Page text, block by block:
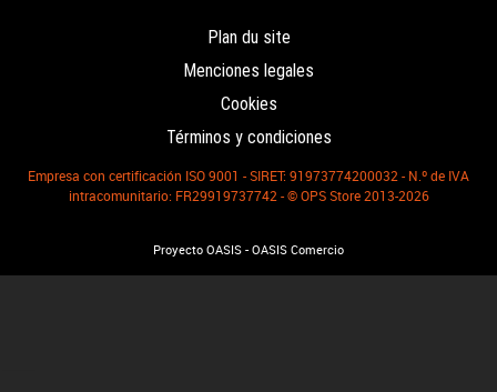
Plan du site
Menciones legales
Cookies
Términos y condiciones
Empresa con certificación ISO 9001 - SIRET: 91973774200032 - N.º de IVA
intracomunitario: FR29919737742 - © OPS Store 2013-2026
Proyecto OASIS - OASIS Comercio